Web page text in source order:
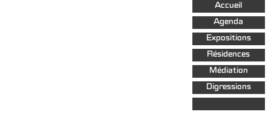
Aller au
contenu
principal
Accueil
Agenda
Expositions
Résidences
Médiation
Digressions